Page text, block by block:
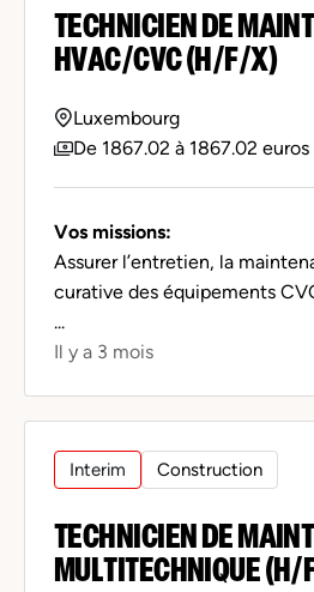
TECHNICIEN DE
HVAC/CVC (H/F/X)
Luxembourg
De 1867.02 à 1867.02
Vos missions:
Assurer l’entretien, la
curative des équipements
...
Il y a 3 mois
Interim Construction
TECHNICIEN DE
MULTITECHNIQUE